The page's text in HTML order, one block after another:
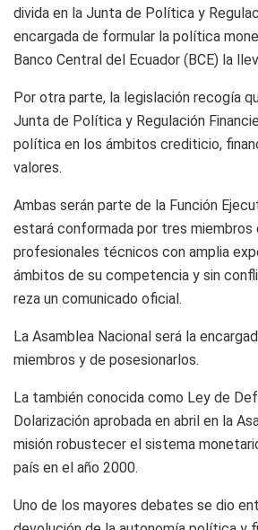
divida en la Junta de Política y
encargada de formular la política
Banco Central del Ecuador (BCE) la
Por otra parte, la legislación recogía
Junta de Política y Regulación
política en los ámbitos crediticio,
valores.
Ambas serán parte de la Función
estará conformada por tres miembros
profesionales técnicos con amplia
ámbitos de su competencia y sin
reza un comunicado oficial.
La Asamblea Nacional será la
miembros y de posesionarlos.
La también conocida como Ley de
Dolarización aprobada en abril en la
misión robustecer el sistema
país en el año 2000.
Uno de los mayores debates se dio